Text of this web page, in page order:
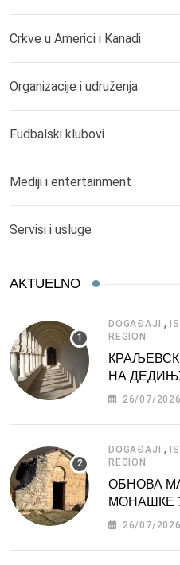
Crkve u Americi i Kanadi
Organizacije i udruženja
Fudbalski klubovi
Mediji i entertainment
Servisi i usluge
AKTUELNO
DOGAĐAJI ,
REGION
НА
АТРАКЦИЈА
26/07/2026
DOGAĐAJI ,
REGION
ОБНОВА
МОНАШКЕ
СРБИЈЕ
26/07/2026